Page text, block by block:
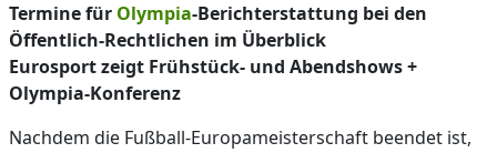
Termine für Olympia-Berichterstattung bei den
Öffentlich-Rechtlichen im Überblick
Eurosport zeigt Frühstück- und Abendshows +
Olympia-Konferenz
Nachdem die Fußball-Europameisterschaft beendet ist,